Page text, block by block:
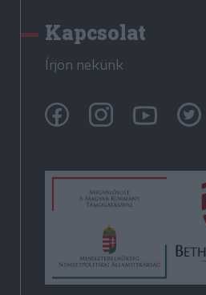
Kapcsolat
Írjon nekünk